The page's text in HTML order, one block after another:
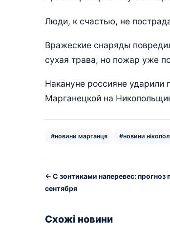
Люди, к счастью, не
Вражеские снаряды
сухая трава, но пожар уже
Накануне россияне ударили
Марганецкой на
#новини марганця #новини
← С зонтиками наперевес: прогноз
сентября
Схожі новини